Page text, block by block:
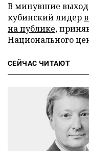
В минувшие
кубинский лидер
на публике,
Национального
СЕЙЧАС ЧИТАЮТ